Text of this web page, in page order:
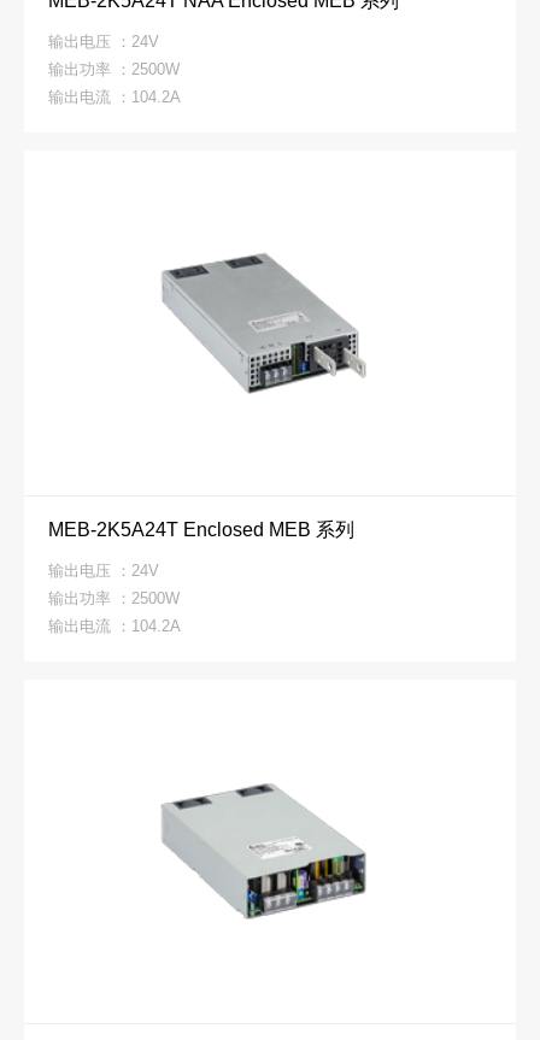
输出电压 ：24V
输出功率 ：2500W
输出电流 ：104.2A
MEB-2K5A24T Enclosed MEB 系列
输出电压 ：24V
输出功率 ：2500W
输出电流 ：104.2A